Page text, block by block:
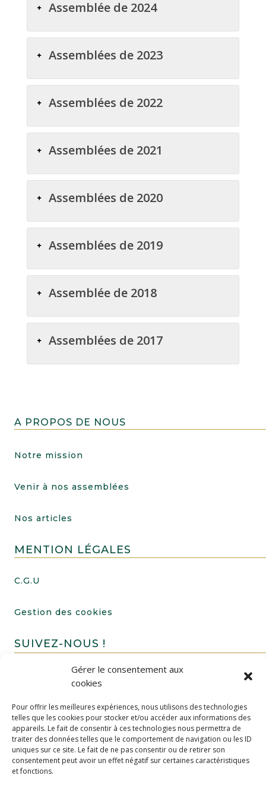
Gérer le consentement aux
cookies
Pour offrir les meilleures expériences, nous utilisons des technologies
telles que les cookies pour stocker et/ou accéder aux informations des
appareils. Le fait de consentir à ces technologies nous permettra de
traiter des données telles que le comportement de navigation ou les ID
uniques sur ce site. Le fait de ne pas consentir ou de retirer son
consentement peut avoir un effet négatif sur certaines caractéristiques
et fonctions.
Assemblée de 2024
Assemblées de 2023
Assemblées de 2022
Assemblées de 2021
Assemblées de 2020
Assemblées de 2019
Assemblée de 2018
Assemblées de 2017
A PROPOS DE NOUS
Notre mission
Venir à nos assemblées
Nos articles
MENTION LÉGALES
C.G.U
Gestion des cookies
SUIVEZ-NOUS !
FAIRE UN DON